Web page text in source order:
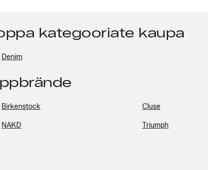
kategooriate kaupa
Denim
Birkenstock Cluse
NAKD Triumph